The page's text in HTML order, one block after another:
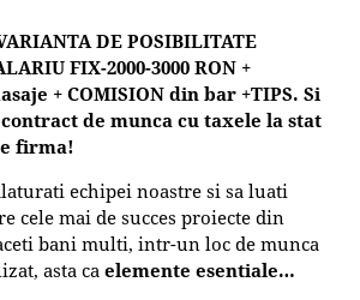
DE POSIBILITATE
FIX-2000-3000 RON +
+ COMISION din bar +TIPS. Si
de munca cu taxele la stat
firma!
echipei noastre si sa luati
cele mai de succes proiecte din
bani multi, intr-un loc de munca
asta ca elemente esentiale…